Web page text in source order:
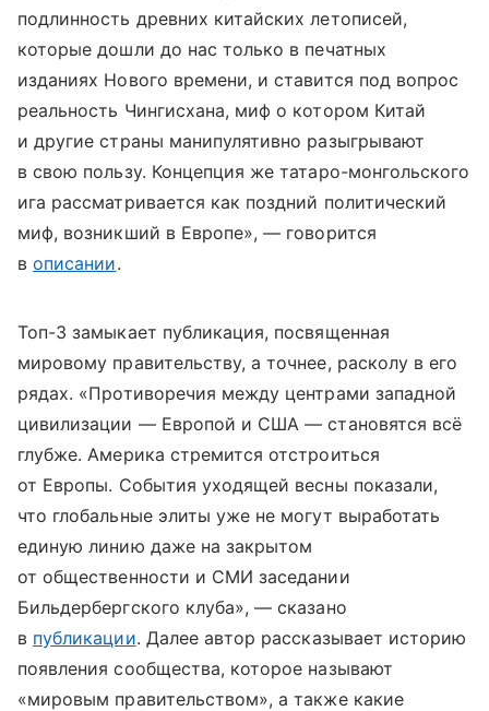
подлинность древних китайских летописей,
которые дошли до нас только в печатных
изданиях Нового времени, и ставится под вопрос
реальность Чингисхана, миф о котором Китай
и другие страны манипулятивно разыгрывают
в свою пользу. Концепция же татаро-монгольского
ига рассматривается как поздний политический
миф, возникший в Европе», — говорится
вописании.
Топ-3 замыкает публикация, посвященная
мировому правительству, а точнее, расколу в его
рядах. «Противоречия между центрами западной
цивилизации — Европой и США — становятся всё
глубже. Америка стремится отстроиться
от Европы. События уходящей весны показали,
что глобальные элиты уже не могут выработать
единую линию даже на закрытом
от общественности и СМИ заседании
Бильдербергского клуба», — сказано
в публикации. Далее автор рассказывает историю
появления сообщества, которое называют
«мировым правительством», а также какие